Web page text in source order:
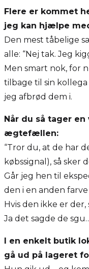
Flere er kommet
jeg kan hjælpe
Den mest tåbelige
alle: “Nej tak. Jeg
Men smart nok, for
tilbage til sin
jeg afbrød dem i.
Når du så tager
ægtefællen:
“Tror du, at de har
købssignal), så sker
Går jeg hen til
den i en anden
Hvis den ikke er der,
Ja det sagde de
I en enkelt butik
gå ud på lageret